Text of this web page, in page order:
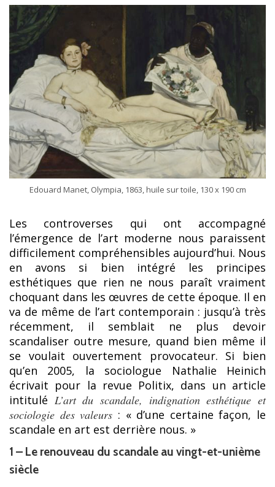
Edouard Manet, Olympia, 1863, huile sur toile, 130 x 190 cm
Les controverses qui ont accompagné
l’émergence de l’art moderne nous paraissent
difficilement compréhensibles aujourd’hui. Nous
en avons si bien intégré les principes
esthétiques que rien ne nous paraît vraiment
choquant dans les œuvres de cette époque. Il en
va de même de l’art contemporain : jusqu’à très
récemment, il semblait ne plus devoir
scandaliser outre mesure, quand bien même il
se voulait ouvertement provocateur. Si bien
qu’en 2005, la sociologue Nathalie Heinich
écrivait pour la revue Politix, dans un article
intitulé L’art du scandale, indignation esthétique et
sociologie des valeurs : « d’une certaine façon, le
scandale en art est derrière nous. »
1 – Le renouveau du scandale au vingt-et-unième
siècle